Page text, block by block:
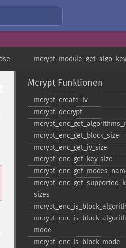
Mcrypt Funktionen
mcrypt_​create_​iv
mcrypt_​decrypt
mcrypt_​enc_​get_​block_​size
mcrypt_​enc_​get_​iv_​size
mcrypt_​enc_​get_​key_​size
sizes
mode
mcrypt_​enc_​is_​block_​mode